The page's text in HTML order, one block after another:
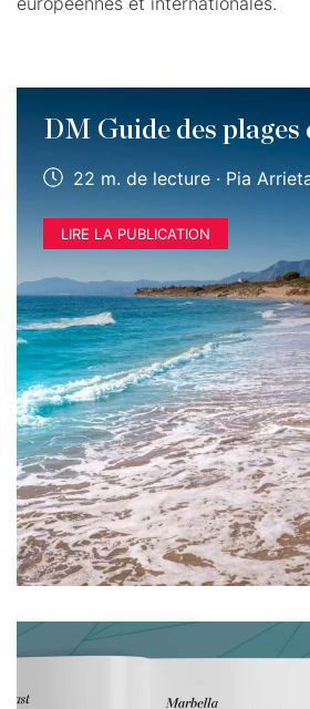
DM Guide des
22 m. de lecture · Pia
LIRE LA PUBLICATION